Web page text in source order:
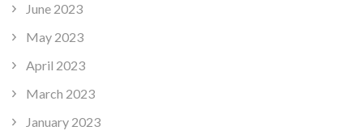
June 2023
May 2023
April 2023
March 2023
January 2023